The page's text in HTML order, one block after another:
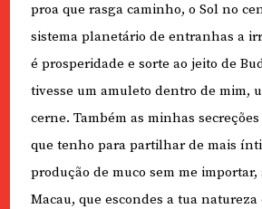
proa que rasga caminho, o Sol no
sistema planetário de entranhas a
é prosperidade e sorte ao jeito de
tivesse um amuleto dentro de mim,
cerne. Também as minhas
que tenho para partilhar de mais
produção de muco sem me
Macau, que escondes a tua natureza